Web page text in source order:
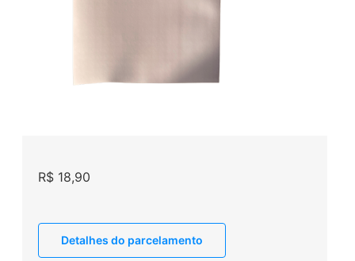
R$18,90
Detalhes do parcelamento